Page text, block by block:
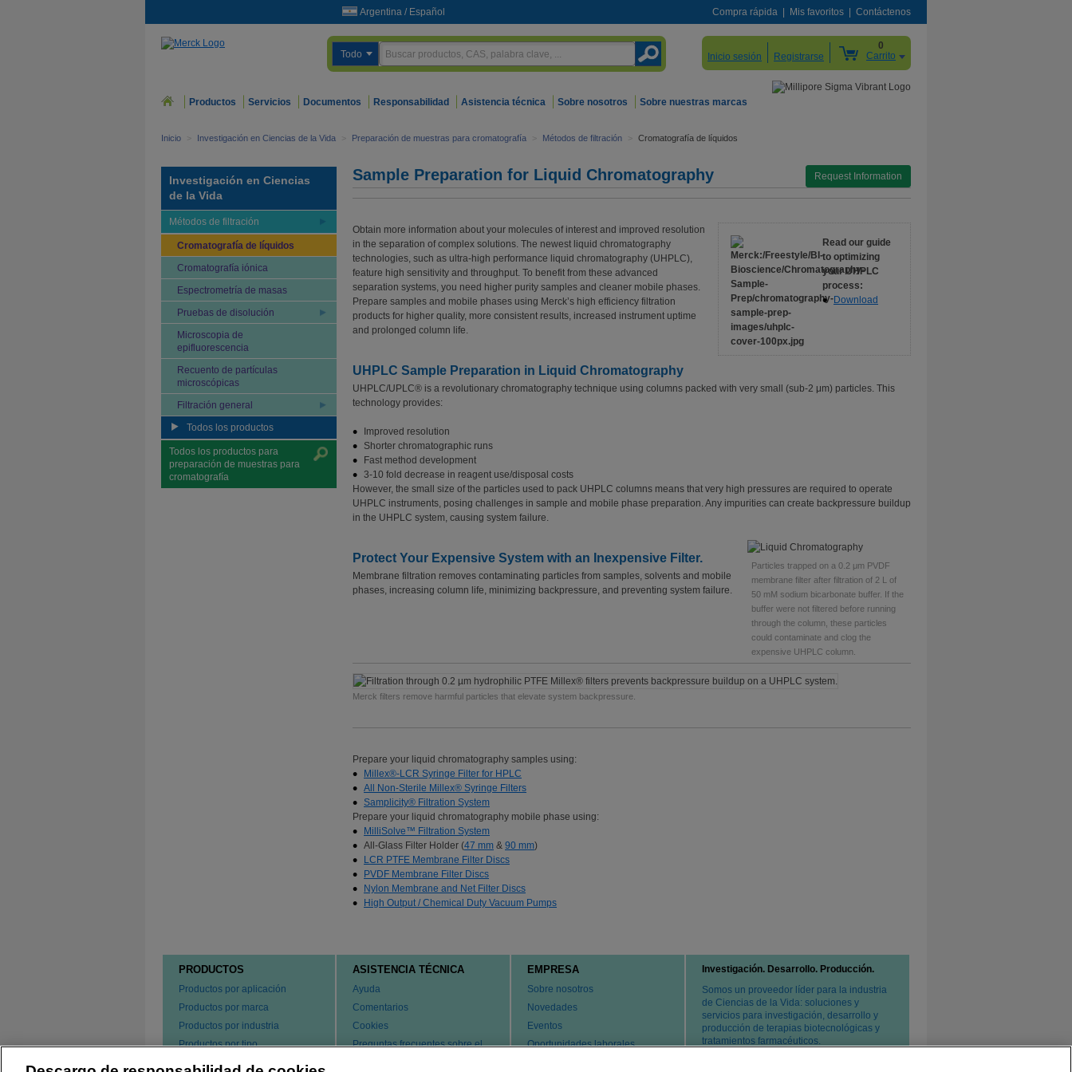
Argentina / Español Compra rápida Mis favoritos Contáctenos
Todo Inicio sesión Registrarse
0
Carrito
Productos Servicios Documentos Responsabilidad Asistencia técnica Sobre nosotros Sobre nuestras marcas
Inicio > Investigación en Ciencias de la Vida > Preparación de muestras para cromatografía > Métodos de filtración > Cromatografía de líquidos
Investigación en Ciencias
de la Vida
Métodos de filtración
Cromatografía de líquidos
Cromatografía iónica
Espectrometría de masas
Pruebas de disolución
Microscopia de
epifluorescencia
Recuento de partí­culas
microscópicas
Filtración general
Todos los productos
Todos los productos para
preparación de muestras para
cromatografía
Sample Preparation for Liquid Chromatography Request Information
Read our guide
to optimizing
your UHPLC
process:
Download
Obtain more information about your molecules of interest and improved resolution
in the separation of complex solutions. The newest liquid chromatography
technologies, such as ultra-high performance liquid chromatography (UHPLC),
feature high sensitivity and throughput. To benefit from these advanced
separation systems, you need higher purity samples and cleaner mobile phases.
Prepare samples and mobile phases using Merck’s high efficiency filtration
products for higher quality, more consistent results, increased instrument uptime
and prolonged column life.
UHPLC Sample Preparation in Liquid Chromatography
UHPLC/UPLC® is a revolutionary chromatography technique using columns packed with very small (sub-2 μm) particles. This
technology provides:
Improved resolution
Shorter chromatographic runs
Fast method development
3-10 fold decrease in reagent use/disposal costs
However, the small size of the particles used to pack UHPLC columns means that very high pressures are required to operate
UHPLC instruments, posing challenges in sample and mobile phase preparation. Any impurities can create backpressure buildup
in the UHPLC system, causing system failure.
Particles trapped on a 0.2 μm PVDF
membrane filter after filtration of 2 L of
50 mM sodium bicarbonate buffer. If the
buffer were not filtered before running
through the column, these particles
could contaminate and clog the
expensive UHPLC column.
Protect Your Expensive System with an Inexpensive Filter.
Membrane filtration removes contaminating particles from samples, solvents and mobile
phases, increasing column life, minimizing backpressure, and preventing system failure.
Merck filters remove harmful particles that elevate system backpressure.
Prepare your liquid chromatography samples using:
Millex®-LCR Syringe Filter for HPLC
All Non-Sterile Millex® Syringe Filters
Samplicity® Filtration System
Prepare your liquid chromatography mobile phase using:
MilliSolve™ Filtration System
All-Glass Filter Holder (47 mm & 90 mm)
LCR PTFE Membrane Filter Discs
PVDF Membrane Filter Discs
Nylon Membrane and Net Filter Discs
High Output / Chemical Duty Vacuum Pumps
PRODUCTOS
Productos por aplicación
Productos por marca
Productos por industria
Productos por tipo
Hacer un pedido de nuestros
ASISTENCIA TÉCNICA
Ayuda
Comentarios
Cookies
Preguntas frecuentes sobre el
EMPRESA
Sobre nosotros
Novedades
Eventos
Oportunidades laborales
Investigación. Desarrollo. Producción.
Somos un proveedor líder para la industria
de Ciencias de la Vida: soluciones y
servicios para investigación, desarrollo y
producción de terapias biotecnológicas y
tratamientos farmacéuticos.